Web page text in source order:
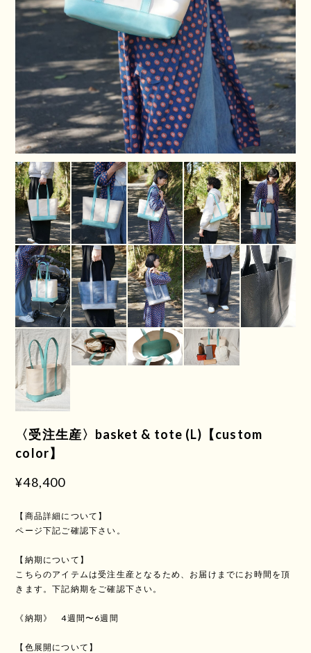
〈受注生産〉basket & tote (L)【custom
color】
¥48,400
【商品詳細について】
ページ下記ご確認下さい。
【納期について】
こちらのアイテムは受注生産となるため、お届けまでにお時間を頂
きます。下記納期をご確認下さい。
《納期》 4週間〜6週間
【色展開について】